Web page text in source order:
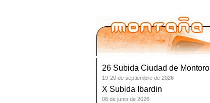
26 Subida Ciudad de Montoro
19-20 de septiembre de 2026
X Subida Ibardin
06 de junio de 2026